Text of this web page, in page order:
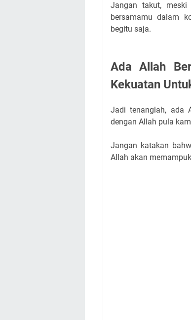
Jangan takut,
bersamamu dalam
begitu saja.
Ada Allah
Kekuatan
Jadi tenanglah, ada
dengan Allah pula
Jangan katakan
Allah akan